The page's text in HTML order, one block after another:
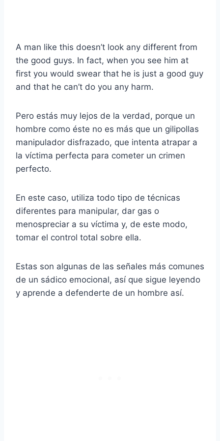
A man like this doesn’t look any different from
the good guys. In fact, when you see him at
first you would swear that he is just a good guy
and that he can’t do you any harm.
Pero estás muy lejos de la verdad, porque un
hombre como éste no es más que un gilipollas
manipulador disfrazado, que intenta atrapar a
la víctima perfecta para cometer un crimen
perfecto.
En este caso, utiliza todo tipo de técnicas
diferentes para manipular, dar gas o
menospreciar a su víctima y, de este modo,
tomar el control total sobre ella.
Estas son algunas de las señales más comunes
de un sádico emocional, así que sigue leyendo
y aprende a defenderte de un hombre así.